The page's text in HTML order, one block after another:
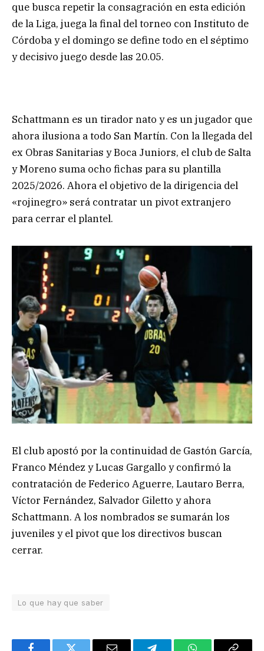
que busca repetir la consagración en esta edición
de la Liga, juega la final del torneo con Instituto de
Córdoba y el domingo se define todo en el séptimo
y decisivo juego desde las 20.05.
Schattmann es un tirador nato y es un jugador que
ahora ilusiona a todo San Martín. Con la llegada del
ex Obras Sanitarias y Boca Juniors, el club de Salta
y Moreno suma ocho fichas para su plantilla
2025/2026. Ahora el objetivo de la dirigencia del
«rojinegro» será contratar un pivot extranjero
para cerrar el plantel.
El club apostó por la continuidad de Gastón García,
Franco Méndez y Lucas Gargallo y confirmó la
contratación de Federico Aguerre, Lautaro Berra,
Víctor Fernández, Salvador Giletto y ahora
Schattmann. A los nombrados se sumarán los
juveniles y el pivot que los directivos buscan
cerrar.
Lo que hay que saber